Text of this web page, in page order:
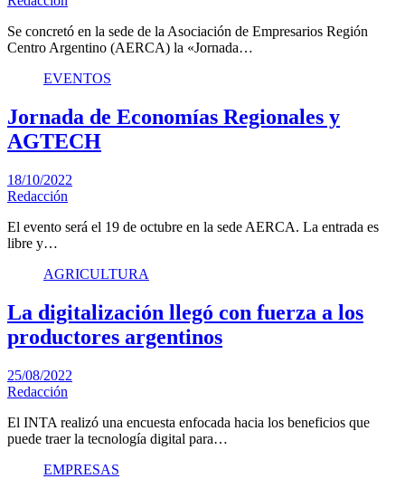
Se concretó en la sede de la Asociación de Empresarios Región
Centro Argentino (AERCA) la «Jornada…
EVENTOS
Jornada de Economías Regionales y
AGTECH
18/10/2022
Redacción
El evento será el 19 de octubre en la sede AERCA. La entrada es
libre y…
AGRICULTURA
La digitalización llegó con fuerza a los
productores argentinos
25/08/2022
Redacción
El INTA realizó una encuesta enfocada hacia los beneficios que
puede traer la tecnología digital para…
EMPRESAS